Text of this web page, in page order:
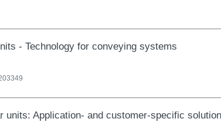
- Technology for conveying systems
units: Application- and customer-specific